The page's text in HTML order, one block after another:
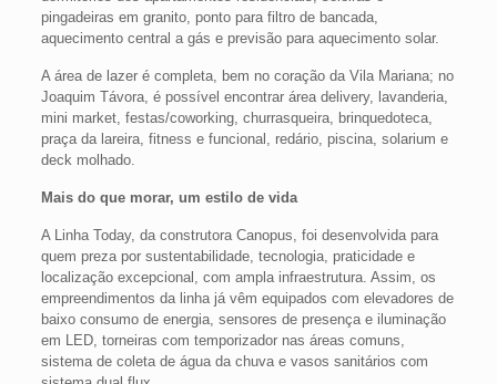
pingadeiras em granito, ponto para filtro de bancada,
aquecimento central a gás e previsão para aquecimento solar.
A área de lazer é completa, bem no coração da Vila Mariana; no
Joaquim Távora, é possível encontrar área delivery, lavanderia,
mini market, festas/coworking, churrasqueira, brinquedoteca,
praça da lareira, fitness e funcional, redário, piscina, solarium e
deck molhado.
Mais do que morar, um estilo de vida
A Linha Today, da construtora Canopus, foi desenvolvida para
quem preza por sustentabilidade, tecnologia, praticidade e
localização excepcional, com ampla infraestrutura. Assim, os
empreendimentos da linha já vêm equipados com elevadores de
baixo consumo de energia, sensores de presença e iluminação
em LED, torneiras com temporizador nas áreas comuns,
sistema de coleta de água da chuva e vasos sanitários com